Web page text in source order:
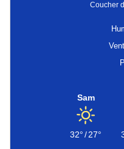
Coucher
Sam
32°/27°